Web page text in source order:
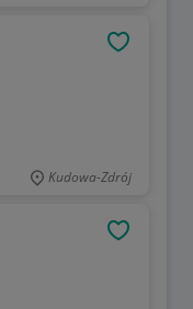
Kudowa-Zdrój